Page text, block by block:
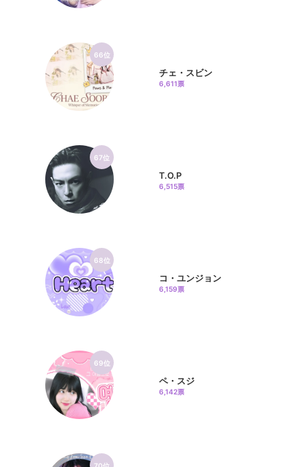
66位
チェ・スビン
6,611票
67位
T.O.P
6,515票
68位
コ・ユンジョン
6,159票
69位
ペ・スジ
6,142票
70位